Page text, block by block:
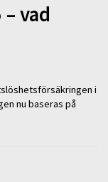
vad
i
nu baseras på